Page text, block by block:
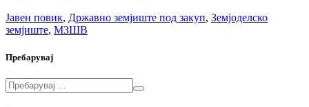
Јавен повик, Државно земјиште под закуп, Земјоделско
земјиште, МЗШВ
Пребарувај